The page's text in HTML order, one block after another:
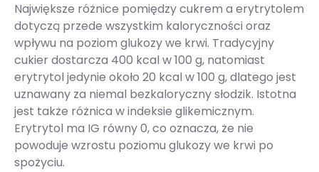
Największe różnice pomiędzy cukrem a erytrytolem
dotyczą przede wszystkim kaloryczności oraz
wpływu na poziom glukozy we krwi. Tradycyjny
cukier dostarcza 400 kcal w 100 g, natomiast
erytrytol jedynie około 20 kcal w 100 g, dlatego jest
uznawany za niemal bezkaloryczny słodzik. Istotna
jest także różnica w indeksie glikemicznym.
Erytrytol ma IG równy 0, co oznacza, że nie
powoduje wzrostu poziomu glukozy we krwi po
spożyciu.